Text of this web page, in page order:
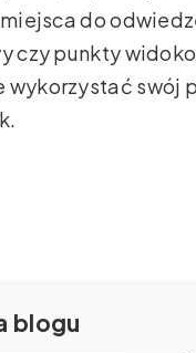
do
czy punkty
wykorzystać swój